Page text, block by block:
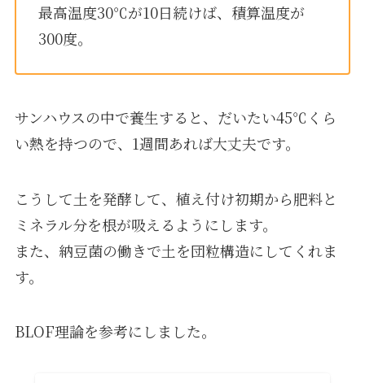
最高温度30℃が10日続けば、積算温度が
300度。
サンハウスの中で養生すると、だいたい45℃くら
い熱を持つので、1週間あれば大丈夫です。
こうして土を発酵して、植え付け初期から肥料と
ミネラル分を根が吸えるようにします。
また、納豆菌の働きで土を団粒構造にしてくれま
す。
BLOF理論を参考にしました。